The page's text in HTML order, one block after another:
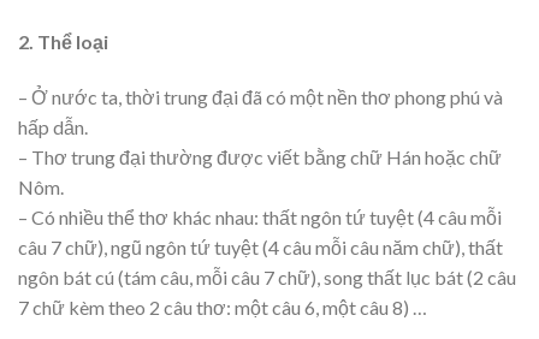
2. Thể loại
– Ở nước ta, thời trung đại đã có một nền thơ phong phú và
hấp dẫn.
– Thơ trung đại thường được viết bằng chữ Hán hoặc chữ
Nôm.
– Có nhiều thể thơ khác nhau: thất ngôn tứ tuyệt (4 câu mỗi
câu 7 chữ), ngũ ngôn tứ tuyệt (4 câu mỗi câu năm chữ), thất
ngôn bát cú (tám câu, mỗi câu 7 chữ), song thất lục bát (2 câu
7 chữ kèm theo 2 câu thơ: một câu 6, một câu 8) …